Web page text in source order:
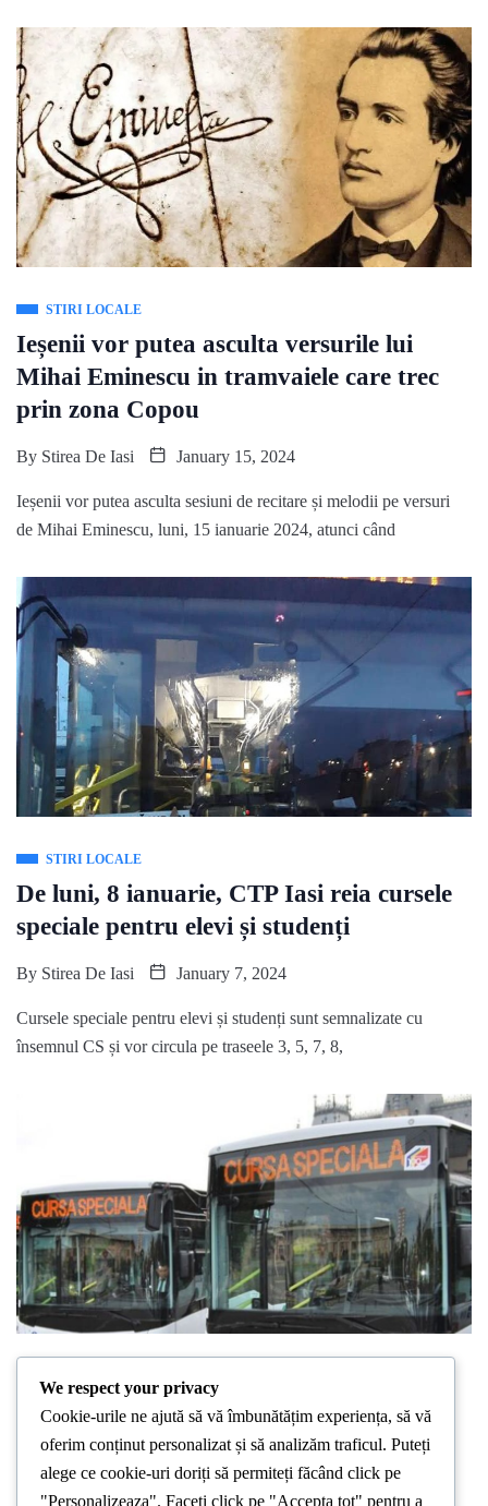
STIRI LOCALE
Ieșenii vor putea asculta versurile lui
Mihai Eminescu in tramvaiele care trec
prin zona Copou
By Stirea De Iasi January 15, 2024
Ieșenii vor putea asculta sesiuni de recitare și melodii pe versuri
de Mihai Eminescu, luni, 15 ianuarie 2024, atunci când
STIRI LOCALE
De luni, 8 ianuarie, CTP Iasi reia cursele
speciale pentru elevi și studenți
By Stirea De Iasi January 7, 2024
Cursele speciale pentru elevi și studenți sunt semnalizate cu
însemnul CS și vor circula pe traseele 3, 5, 7, 8,
Compania de Transport
Public Iaşi școlarizează șoferi de
autobuz
We respect your privacy
Cookie-urile ne ajută să vă îmbunătățim experiența, să vă
oferim conținut personalizat și să analizăm traficul. Puteți
alege ce cookie-uri doriți să permiteți făcând click pe
"Personalizeaza". Faceți click pe "Accepta tot" pentru a